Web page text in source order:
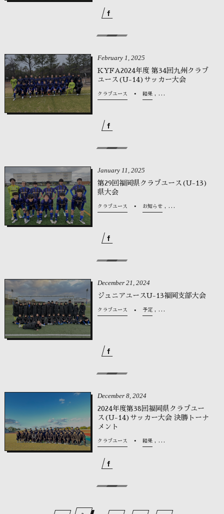
February 1 ,2025
KYFA2024年度 第34回九州クラブ
ユース(U-14)サッカー大会
クラブユース 結果
January 11 ,2025
第29回福岡県クラブユース(U-13)
県大会
クラブユース お知らせ , …
December 21 ,2024
ジュニアユースU-13福岡支部大会
クラブユース 予定 , …
December 8 ,2024
2024年度第38回福岡県クラブユー
ス(U-14)サッカー大会 決勝トーナ
メント
クラブユース 結果 , …